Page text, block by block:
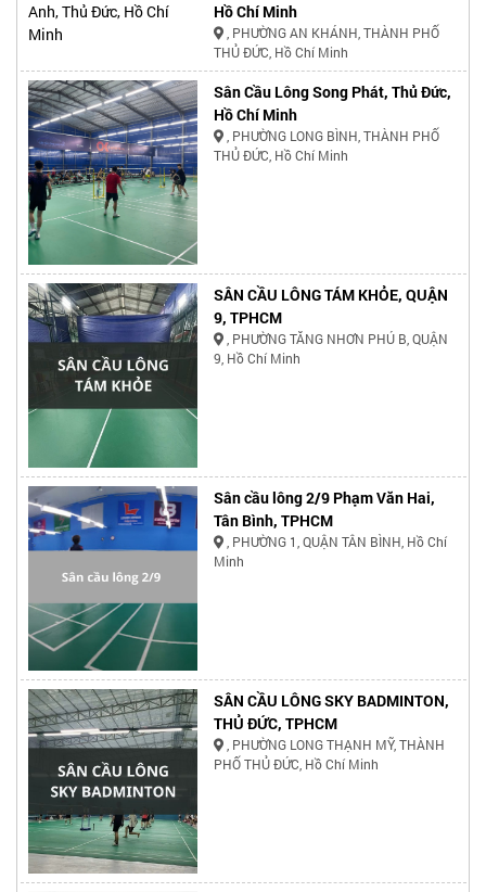
Hồ Chí Minh
, PHƯỜNG AN KHÁNH, THÀNH PHỐ
THỦ ĐỨC, Hồ Chí Minh
Sân Cầu Lông Song Phát, Thủ Đức,
Hồ Chí Minh
, PHƯỜNG LONG BÌNH, THÀNH PHỐ
THỦ ĐỨC, Hồ Chí Minh
SÂN CẦU LÔNG TÁM KHỎE, QUẬN
9, TPHCM
, PHƯỜNG TĂNG NHƠN PHÚ B, QUẬN
9, Hồ Chí Minh
Sân cầu lông 2/9 Phạm Văn Hai,
Tân Bình, TPHCM
, PHƯỜNG 1, QUẬN TÂN BÌNH, Hồ Chí
Minh
SÂN CẦU LÔNG SKY BADMINTON,
THỦ ĐỨC, TPHCM
, PHƯỜNG LONG THẠNH MỸ, THÀNH
PHỐ THỦ ĐỨC, Hồ Chí Minh